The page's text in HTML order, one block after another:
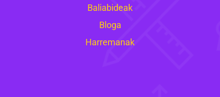
Baliabideak
Bloga
Harremanak